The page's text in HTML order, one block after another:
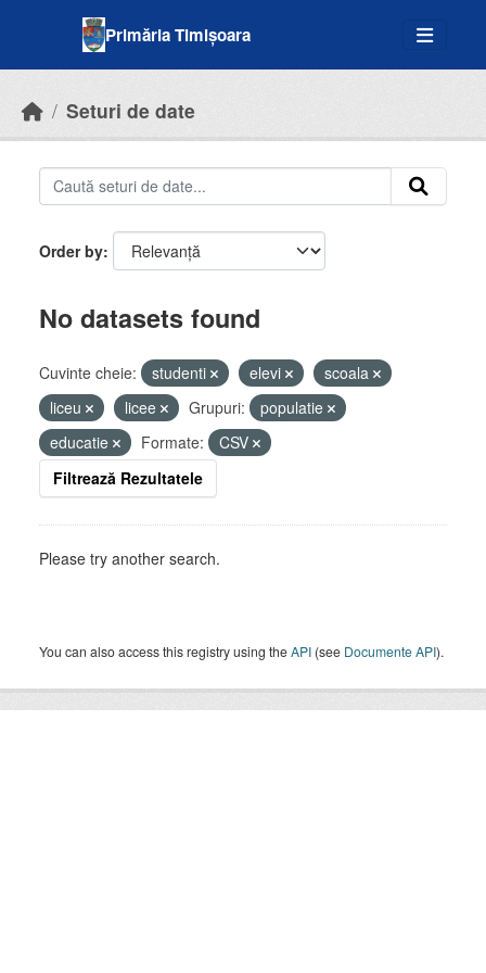
Primăria Timișoara
Seturi de date
Order by
No datasets found
Cuvinte cheie: studenti elevi
scoala
liceu
licee Grupuri:
populatie
educatie
Formate:
CSV
Filtrează Rezultatele
Please try another search.
You can also access this registry using theAPI (see Documente API).